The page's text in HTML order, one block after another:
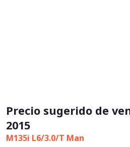
Precio sugerido de
2015
M135i L6/3.0/T Man